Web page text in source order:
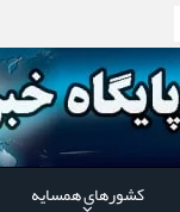
کشورهای همسایه